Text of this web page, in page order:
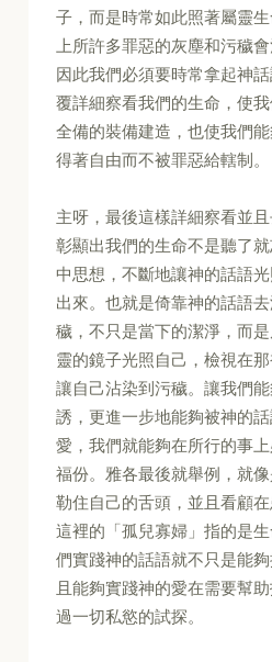
子，而是時常如此照著屬靈
上所許多罪惡的灰塵和污穢會
因此我們必須要時常拿起神
覆詳細察看我們的生命，使
全備的裝備建造，也使我們
得著自由而不被罪惡給轄制。
主呀，最後這樣詳細察看並
彰顯出我們的生命不是聽了
中思想，不斷地讓神的話語
出來。也就是倚靠神的話語
穢，不只是當下的潔淨，而
靈的鏡子光照自己，檢視在
讓自己沾染到污穢。讓我們
誘，更進一步地能夠被神的
愛，我們就能夠在所行的事
福份。雅各最後就舉例，就
勒住自己的舌頭，並且看顧
這裡的「孤兒寡婦」指的是
們實踐神的話語就不只是能
且能夠實踐神的愛在需要幫
過一切私慾的試探。